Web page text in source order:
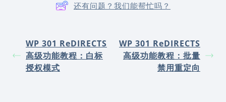
还有问题？我们能帮忙吗？
WP 301 ReDIRECTS
高级功能教程：白标
授权模式
WP 301 ReDIRECTS
高级功能教程：批量
禁用重定向